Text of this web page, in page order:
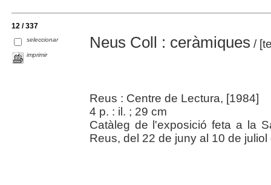
12 / 337
seleccionar
imprimir
Neus Coll : ceràmiques /
Reus : Centre de Lectura, [1984]
4 p. : il. ; 29 cm
Catàleg de l'exposició feta a la
Reus, del 22 de juny al 10 de juliol